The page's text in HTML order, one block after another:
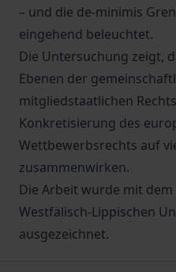
– und die de-minimis
eingehend beleuchtet.
Die Untersuchung zeigt,
Ebenen der
mitgliedstaatlichen
Konkretisierung des
Wettbewerbsrechts auf
zusammenwirken.
Die Arbeit wurde mit
Westfälisch-Lippischen
ausgezeichnet.